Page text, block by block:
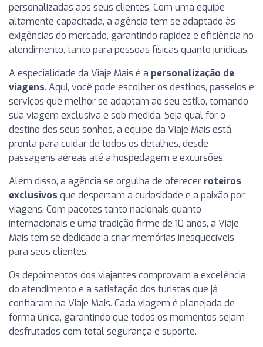
personalizadas aos seus clientes. Com uma equipe
altamente capacitada, a agência tem se adaptado às
exigências do mercado, garantindo rapidez e eficiência no
atendimento, tanto para pessoas físicas quanto jurídicas.
A especialidade da Viaje Mais é a personalização de
viagens. Aqui, você pode escolher os destinos, passeios e
serviços que melhor se adaptam ao seu estilo, tornando
sua viagem exclusiva e sob medida. Seja qual for o
destino dos seus sonhos, a equipe da Viaje Mais está
pronta para cuidar de todos os detalhes, desde
passagens aéreas até a hospedagem e excursões.
Além disso, a agência se orgulha de oferecer roteiros
exclusivos que despertam a curiosidade e a paixão por
viagens. Com pacotes tanto nacionais quanto
internacionais e uma tradição firme de 10 anos, a Viaje
Mais tem se dedicado a criar memórias inesquecíveis
para seus clientes.
Os depoimentos dos viajantes comprovam a excelência
do atendimento e a satisfação dos turistas que já
confiaram na Viaje Mais. Cada viagem é planejada de
forma única, garantindo que todos os momentos sejam
desfrutados com total segurança e suporte.